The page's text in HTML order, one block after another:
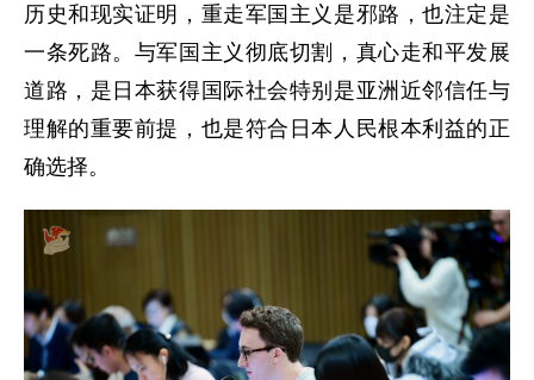
历史和现实证明，重走军国主义是邪路，也注定是
一条死路。与军国主义彻底切割，真心走和平发展
道路，是日本获得国际社会特别是亚洲近邻信任与
理解的重要前提，也是符合日本人民根本利益的正
确选择。